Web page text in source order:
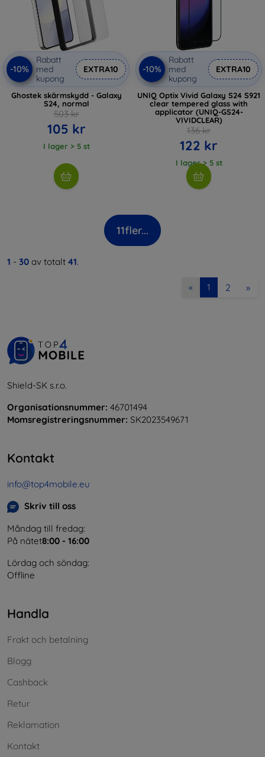
-10%
Rabatt
med
kupong
EXTRA10
Ghostek skärmskydd - Galaxy
S24, normal
503 kr
105 kr
I lager > 5 st
-10%
Rabatt
med
kupong
EXTRA10
UNIQ Optix Vivid Galaxy S24 S921
clear tempered glass with
applicator (UNIQ-GS24-
VIVIDCLEAR)
136 kr
122 kr
I lager > 5 st
11fler...
1 - 30 av totalt 41.
« 1 2 »
Shield-SK s.r.o.
Organisationsnummer: 46701494
Momsregistreringsnummer: SK2023549671
Kontakt
info@top4mobile.eu
Skriv till oss
Måndag till fredag:
På nätet8:00 - 16:00
Lördag och söndag:
Offline
Handla
Frakt och betalning
Blogg
Cashback
Retur
Reklamation
Kontakt